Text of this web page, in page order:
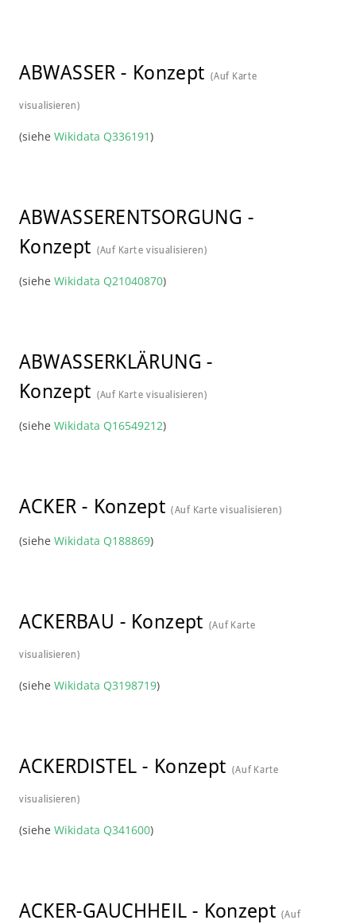
ABWASSER - Konzept (Auf Karte
visualisieren)
(siehe Wikidata Q336191)
ABWASSERENTSORGUNG -
Konzept (Auf Karte visualisieren)
(siehe Wikidata Q21040870)
ABWASSERKLÄRUNG -
Konzept (Auf Karte visualisieren)
(siehe Wikidata Q16549212)
ACKER - Konzept (Auf Karte visualisieren)
(siehe Wikidata Q188869)
ACKERBAU - Konzept (Auf Karte
visualisieren)
(siehe Wikidata Q3198719)
ACKERDISTEL - Konzept (Auf Karte
visualisieren)
(siehe Wikidata Q341600)
ACKER-GAUCHHEIL - Konzept (Auf